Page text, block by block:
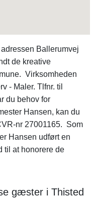
Ballerumvej
de kreative
Virksomheden
- Maler. Tlfnr. til
du behov for
Hansen, kan du
nr 27001165. Som
Hansen udført en
til at honorere de
gæster i Thisted